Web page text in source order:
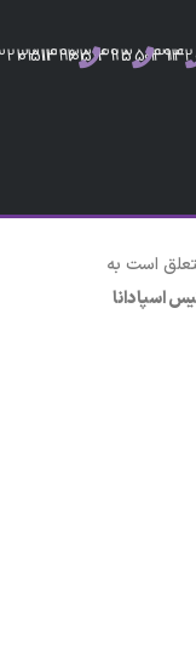
03132351495
03132351496
است به